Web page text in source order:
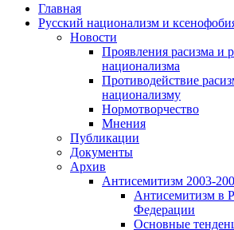
Главная
Русский национализм и
Новости
Проявления расизма и
национализма
Противодействие
национализму
Нормотворчество
Мнения
Публикации
Документы
Архив
Антисемитизм 2003-
Антисемитизм в
Федерации
Основные